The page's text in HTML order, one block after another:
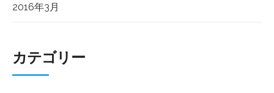
2016年3月
カテゴリー